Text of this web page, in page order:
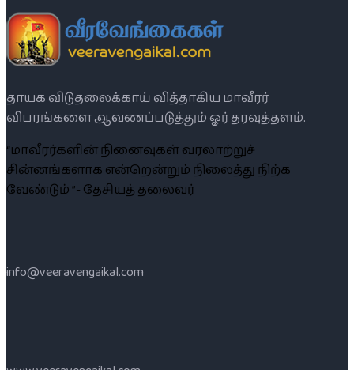
தாயக விடுதலைக்காய் வித்தாகிய மாவீரர்
விபரங்களை ஆவணப்படுத்தும் ஓர் தரவுத்தளம்.
“மாவீரர்களின் நினைவுகள் வரலாற்றுச்
சின்னங்களாக என்றென்றும் நிலைத்து நிற்க
வேண்டும் ”- தேசியத் தலைவர்
info@veeravengaikal.com